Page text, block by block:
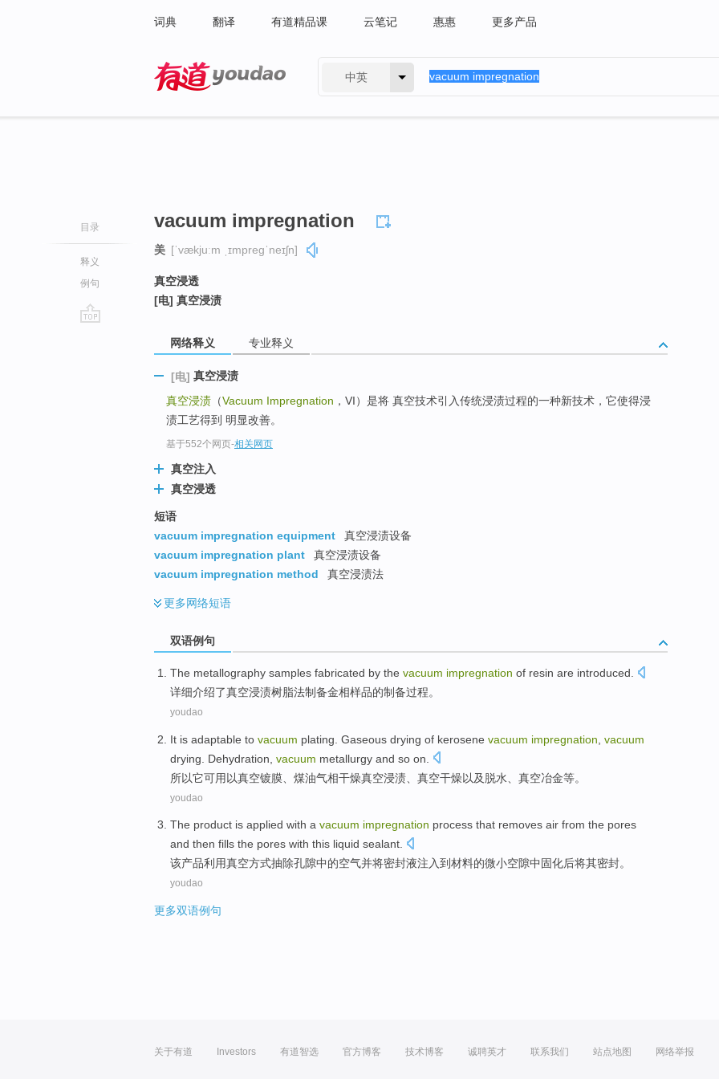
词典 翻译 有道精品课 云笔记 惠惠 更多产品
中英
目录
释义
例句
vacuum impregnation
美 [ˈvækjuːm ˌɪmpreɡˈneɪʃn]
真空浸透
[电] 真空浸渍
网络释义 专业释义
[电] 真空浸渍
真空浸渍 （Vacuum Impregnation ，VI）是将 真空技术引入传统浸渍过程的一种新技术，它使得浸
渍工艺得到 明显改善。
基于552个网页-相关网页
真空注入
真空浸透
短语
vacuum impregnation equipment
真空浸渍设备
vacuum impregnation plant
真空浸渍设备
vacuum impregnation method
真空浸渍法
更多网络短语
双语例句
The metallography samples fabricated by the vacuum impregnation of resin are introduced
详细介绍了真空浸渍树脂法制备金相样品的制备过程。
youdao
It is adaptable to vacuum plating. Gaseous drying of kerosene vacuum impregnation vacuum
drying. Dehydration vacuum metallurgy and so on.
所以它可用 以真空镀膜、煤油气相干燥真空浸渍 、真空干燥以及脱水 、真空冶金等。
youdao
The product is applied with a vacuum impregnation process that removes air from the pores
and then fills the pores with this liquid sealant.
该产品利用真空方式抽除孔隙中的空气并将密封液注入到材料的微小空隙中固化后将其密封。
youdao
更多双语例句
关于有道 Investors 有道智选 官方博客 技术博客 诚聘英才 联系我们 站点地图 网络举报